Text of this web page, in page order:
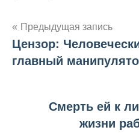
Навигация
по
Предыдущая запись
Цензор:
главный
Смерть ей к
жизни